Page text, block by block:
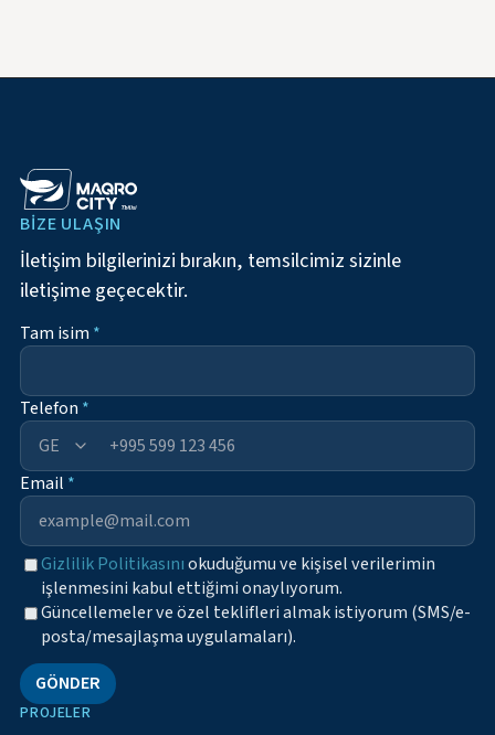
BIZE ULAŞIN
İletişim bilgilerinizi bırakın, temsilcimiz sizinle
iletişime geçecektir.
Tam isim *
Telefon *
+995
Email *
Gizlilik Politikasınıokuduğumu ve kişisel verilerimin
işlenmesini kabul ettiğimi onaylıyorum.
Güncellemeler ve özel teklifleri almak istiyorum (SMS/e-
posta/mesajlaşma uygulamaları).
GÖNDER
PROJELER